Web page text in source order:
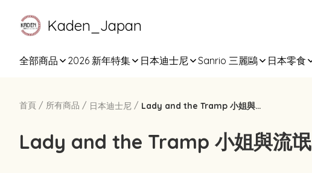
Kaden_Japan
全部商品 2026 新年特集 日本迪士尼 Sanrio 三麗鷗 日本零食
首頁 / 所有商品 / 日本迪士尼 / Lady and the Tramp 小姐與流氓
Lady and the Tramp 小姐與流氓